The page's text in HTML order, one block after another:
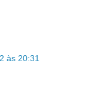
às 20:31